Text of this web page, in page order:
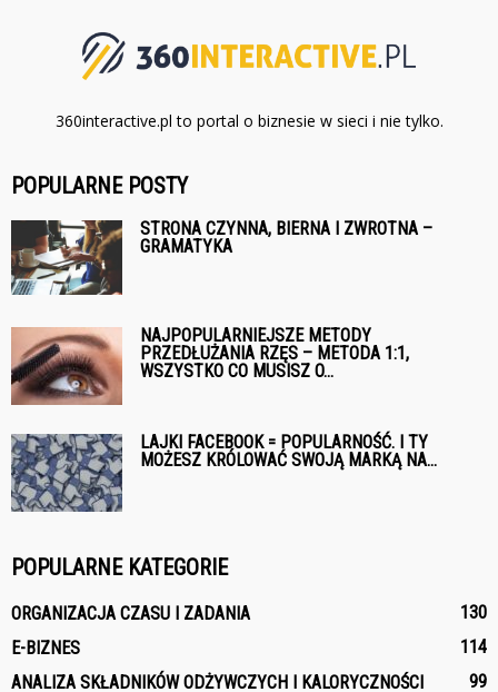
360interactive.pl to portal o biznesie w sieci i nie tylko.
POPULARNE POSTY
STRONA CZYNNA, BIERNA I ZWROTNA –
GRAMATYKA
NAJPOPULARNIEJSZE METODY
PRZEDŁUŻANIA RZĘS – METODA 1:1,
WSZYSTKO CO MUSISZ O...
LAJKI FACEBOOK = POPULARNOŚĆ. I TY
MOŻESZ KRÓLOWAĆ SWOJĄ MARKĄ NA...
POPULARNE KATEGORIE
ORGANIZACJA CZASU I ZADANIA
130
E-BIZNES
114
ANALIZA SKŁADNIKÓW ODŻYWCZYCH I KALORYCZNOŚCI
99